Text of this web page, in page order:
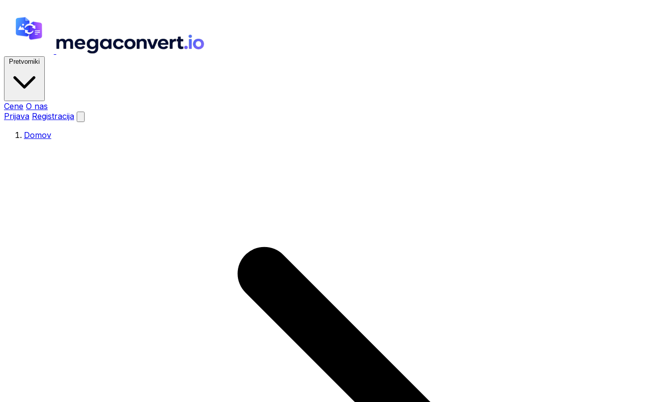
Pretvorniki
Cene O nas
Prijava Registracija
Domov